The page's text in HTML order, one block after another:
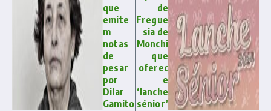
que
emite
m
notas
de
pesar
por
Dilar
Gamito
de
Fregue
sia de
Monchi
que
oferec
e
‘lanche
sénior’